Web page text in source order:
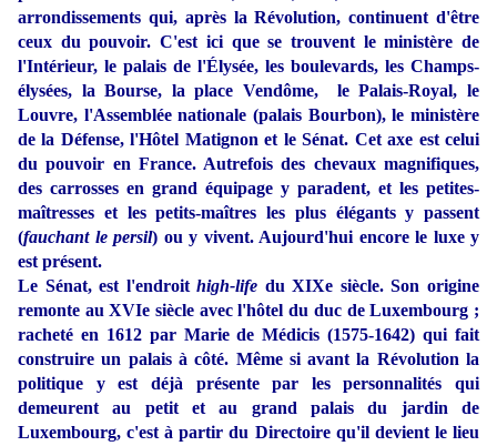
arrondissements qui, après la Révolution, continuent d'être
ceux du pouvoir. C'est ici que se trouvent le ministère de
l'Intérieur, le palais de l'Élysée, les boulevards, les Champs-
élysées, la Bourse, la place Vendôme, le Palais-Royal, le
Louvre, l'Assemblée nationale (palais Bourbon), le ministère
de la Défense, l'Hôtel Matignon et le Sénat. Cet axe est celui
du pouvoir en France. Autrefois des chevaux magnifiques,
des carrosses en grand équipage y paradent, et les petites-
maîtresses et les petits-maîtres les plus élégants y passent
(fauchant le persil) ou y vivent. Aujourd'hui encore le luxe y
est présent.
Le Sénat, est l'endroithigh-life du XIXe siècle. Son origine
remonte au XVIe siècle avec l'hôtel du duc de Luxembourg ;
racheté en 1612 par Marie de Médicis (1575-1642) qui fait
construire un palais à côté. Même si avant la Révolution la
politique y est déjà présente par les personnalités qui
demeurent au petit et au grand palais du jardin de
Luxembourg, c'est à partir du Directoire qu'il devient le lieu